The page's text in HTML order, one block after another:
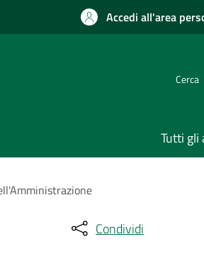
Accedi all'area
Cerca
Tutti gli
Condividi